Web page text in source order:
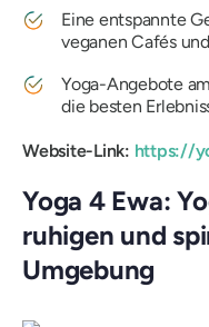
Eine entspannte
veganen Cafés
Yoga-Angebote
die besten
Website-Link: https://
Yoga 4 Ewa:
ruhigen und
Umgebung